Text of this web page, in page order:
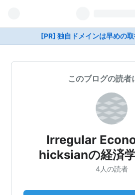
[PR] 独自ドメインは早めの取
このブログの読者
Irregular
hicksianの経済
4人の読者